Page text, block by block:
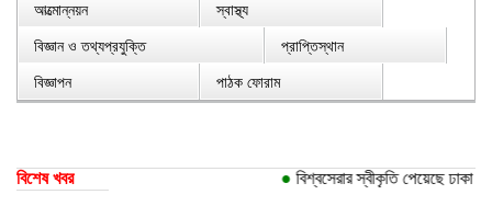
আত্মোন্নয়ন
স্বাস্থ্য
বিজ্ঞান ও তথ্যপ্রযুক্তি
প্রাপ্তিস্থান
বিজ্ঞাপন
পাঠক ফোরাম
বিশেষ খবর বিশ্বসেরার স্বীকৃতি পেয়েছে ঢাকা